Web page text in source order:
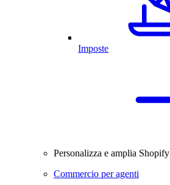
Imposte
Personalizza e amplia Shopify
Commercio per agenti